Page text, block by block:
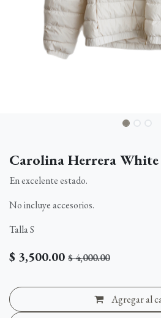
Carolina Herrera White
En excelente estado.
No incluye accesorios.
Talla S
$ 3,500.00 $4,000.00
Agregar al